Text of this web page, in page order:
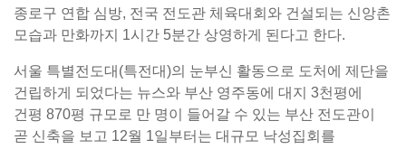
종로구 연합 심방, 전국 전도관 체육대회와 건설되는 신앙촌
모습과 만화까지 1시간 5분간 상영하게 된다고 한다.
서울 특별전도대(특전대)의 눈부신 활동으로 도처에 제단을
건립하게 되었다는 뉴스와 부산 영주동에 대지 3천평에
건평 870평 규모로 만 명이 들어갈 수 있는 부산 전도관이
곧 신축을 보고 12월 1일부터는 대규모 낙성집회를